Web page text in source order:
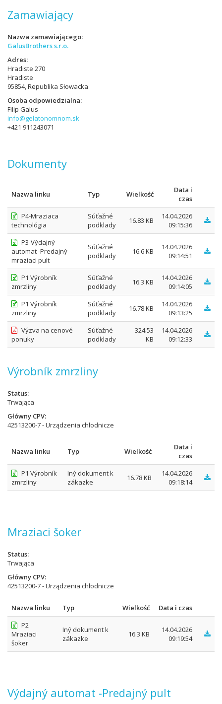
Zamawiający
Nazwa zamawiającego
GalusBrothers s.r.o.
Adres
Hradiste 270
Hradiste
95854, Republika Słowacka
Osoba odpowiedzialna
Filip Galus
info@gelatonomnom.sk
+421 911243071
Dokumenty
Nazwa linku Typ Wielkość
Data i
czas
P4-Mraziaca
technológia
Súťažné
podklady
16.83 KB
14.04.2026
09:15:36
P3-Výdajný
automat -Predajný
mraziaci pult
Súťažné
podklady
16.6 KB
14.04.2026
09:14:51
P1 Výrobník
zmrzliny
Súťažné
podklady
16.3 KB
14.04.2026
09:14:05
P1 Výrobník
zmrzliny
Súťažné
podklady
16.78 KB
14.04.2026
09:13:25
Výzva na cenové
ponuky
Súťažné
podklady
324.53
KB
14.04.2026
09:12:33
Výrobník zmrzliny
Status
Trwająca
Główny CPV
42513200-7 - Urządzenia chłodnicze
Nazwa linku Typ Wielkość
Data i
czas
P1 Výrobník
zmrzliny
Iný dokument k
zákazke
16.78 KB
14.04.2026
09:18:14
Mraziaci šoker
Status
Trwająca
Główny CPV
42513200-7 - Urządzenia chłodnicze
Nazwa linku Typ Wielkość
Data i czas
P2
Mraziaci
šoker
Iný dokument k
zákazke
16.3 KB
14.04.2026
09:19:54
Výdajný automat -Predajný pult